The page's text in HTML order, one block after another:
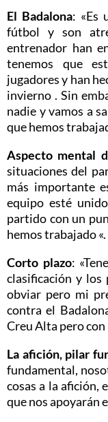
El Badalona: «Es
fútbol y son
entrenador han
tenemos que
jugadores y han
invierno . Sin
nadie y vamos a
que hemos
Aspecto mental
situaciones del
más importante
equipo esté
partido con un
hemos trabajado «.
Corto plazo:
clasificación y
obviar pero mi
contra el
Creu Alta pero con
La afición, pilar
fundamental,
cosas a la afición,
que nos apoyarán